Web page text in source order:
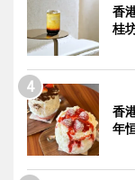
香
桂
香
年